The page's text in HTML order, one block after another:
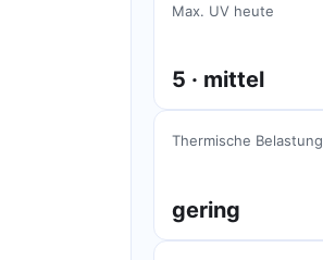
Max. UV heute
5 · mittel
Thermische Belastung
gering